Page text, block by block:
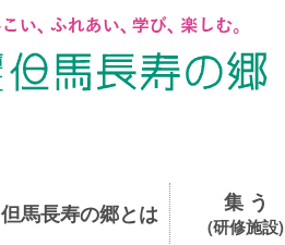
但馬長寿の郷とは 集 う
(研修施設)